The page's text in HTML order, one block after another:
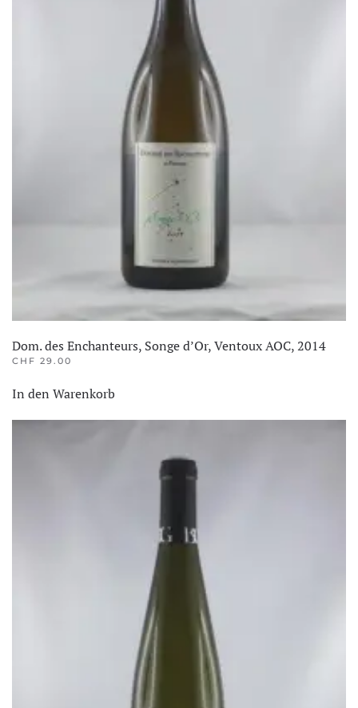
Dom. des Enchanteurs, Songe d’Or, Ventoux AOC, 2014
CHF 29.00
In den Warenkorb